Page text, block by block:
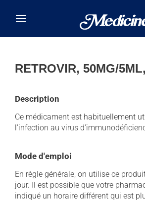
RETROVIR, 50MG/
Description
Ce médicament est habituellement
l'infection au virus
Mode d'emploi
En règle générale, on utilise ce
jour. Il est possible que votre
indiqué un horaire différent qui est